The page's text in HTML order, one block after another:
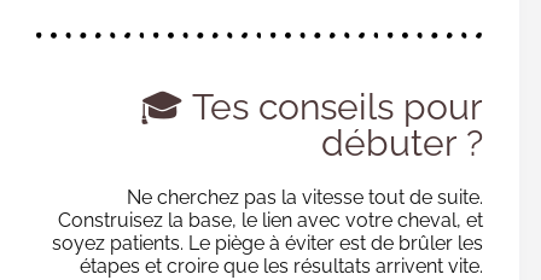
🎓 Tes conseils pour
débuter ?
Ne cherchez pas la vitesse tout de suite.
Construisez la base, le lien avec votre cheval, et
soyez patients. Le piège à éviter est de brûler les
étapes et croire que les résultats arrivent vite.